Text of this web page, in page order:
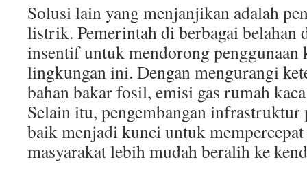
Solusi lain yang menjanjikan adalah
listrik. Pemerintah di berbagai belahan
insentif untuk mendorong penggunaan
lingkungan ini. Dengan mengurangi
bahan bakar fosil, emisi gas rumah
Selain itu, pengembangan
baik menjadi kunci untuk
masyarakat lebih mudah beralih ke